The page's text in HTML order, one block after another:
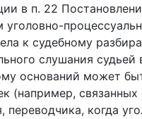
в п. 22
к судебному
слушания
оснований может
(например,
переводчика, когда